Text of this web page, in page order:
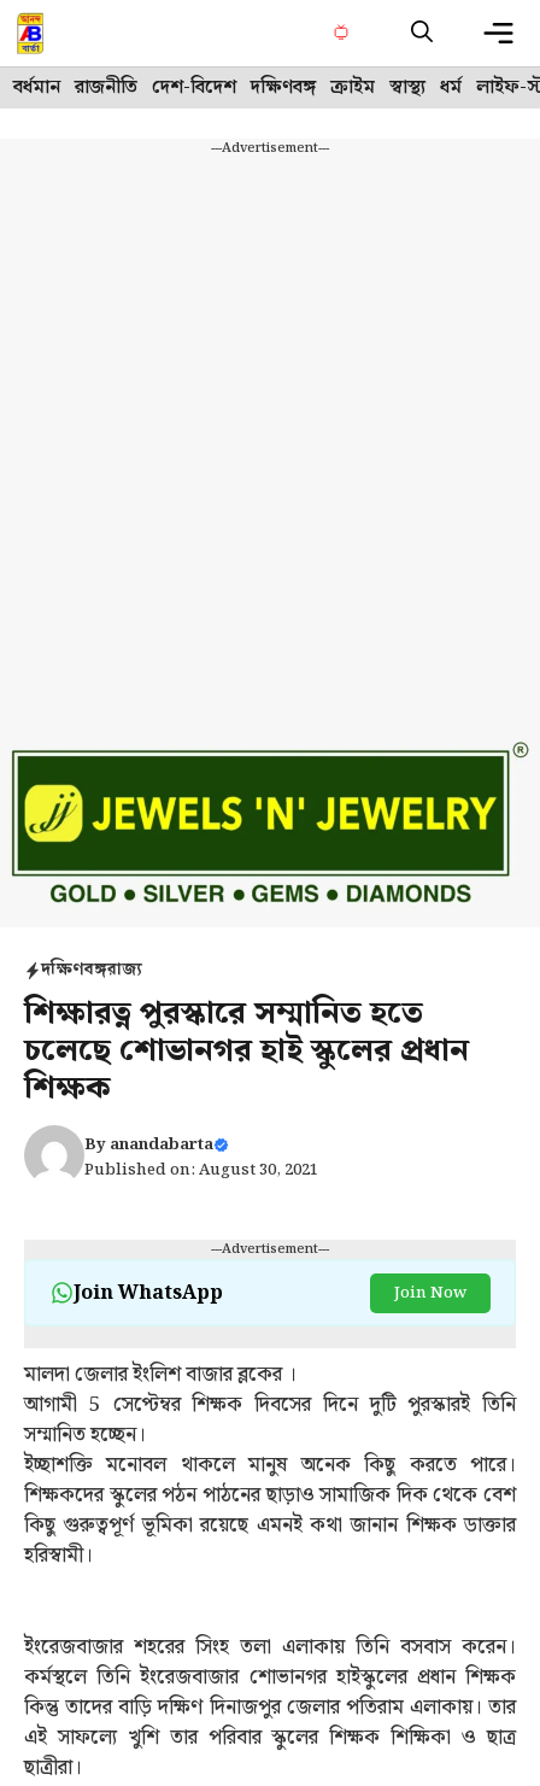
Skip
to
content
বর্ধমান রাজনীতি দেশ-বিদেশ দক্ষিণবঙ্গ ক্রাইম স্বাস্থ্য ধর্ম লাইফ-
---Advertisement---
দক্ষিণবঙ্গরাজ্য
শিক্ষারত্ন পুরস্কারে সম্মানিত হতে
চলেছে শোভানগর হাই স্কুলের প্রধান
শিক্ষক
Byanandabarta
Published on: August 30, 2021
---Advertisement---
Join WhatsApp Join Now
মালদা জেলার ইংলিশ বাজার ব্লকের ।
আগামী 5 সেপ্টেম্বর শিক্ষক দিবসের দিনে দুটি পুরস্কারই তিনি
সম্মানিত হচ্ছেন।
ইচ্ছাশক্তি মনোবল থাকলে মানুষ অনেক কিছু করতে পারে।
শিক্ষকদের স্কুলের পঠন পাঠনের ছাড়াও সামাজিক দিক থেকে বেশ
কিছু গুরুত্বপূর্ণ ভূমিকা রয়েছে এমনই কথা জানান শিক্ষক ডাক্তার
হরিস্বামী।
ইংরেজবাজার শহরের সিংহ তলা এলাকায় তিনি বসবাস করেন।
কর্মস্থলে তিনি ইংরেজবাজার শোভানগর হাইস্কুলের প্রধান শিক্ষক
কিন্তু তাদের বাড়ি দক্ষিণ দিনাজপুর জেলার পতিরাম এলাকায়। তার
এই সাফল্যে খুশি তার পরিবার স্কুলের শিক্ষক শিক্ষিকা ও ছাত্র
ছাত্রীরা।